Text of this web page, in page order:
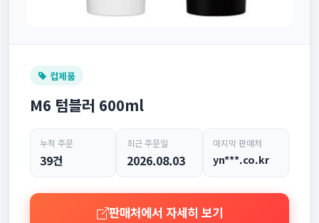
컵제품
M6 텀블러 600ml
누적 주문
39건
최근 주문일
2026.08.03
마지막 판매처
yn***.co.kr
판매처에서 자세히 보기